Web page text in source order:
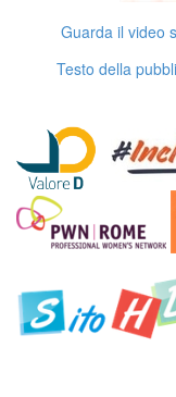
Guarda il video
Testo della